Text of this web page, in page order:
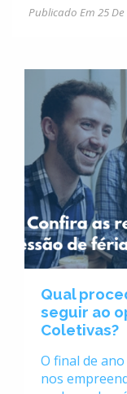
Publicado Em 25
Qual
seguir ao
Coletivas?
O final de
nos